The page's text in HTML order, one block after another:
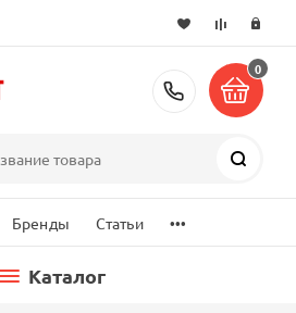
+7 (495)
0
Бренды Статьи ...
Каталог